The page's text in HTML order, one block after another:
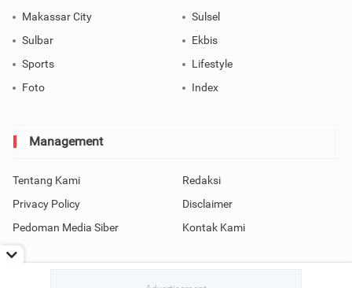
Makassar City
Sulsel
Sulbar
Ekbis
Sports
Lifestyle
Foto
Index
Management
Tentang Kami
Redaksi
Privacy Policy
Disclaimer
Pedoman Media Siber
Kontak Kami
Copyright © 2026 SindoMakassar All Rights Reserved.